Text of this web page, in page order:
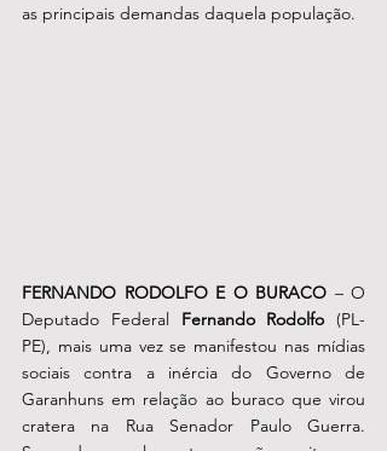
as principais demandas daquela população.
FERNANDO RODOLFO E O BURACO – O
Deputado Federal Fernando Rodolfo (PL-
PE), mais uma vez se manifestou nas mídias
sociais contra a inércia do Governo de
Garanhuns em relação ao buraco que virou
cratera na Rua Senador Paulo Guerra.